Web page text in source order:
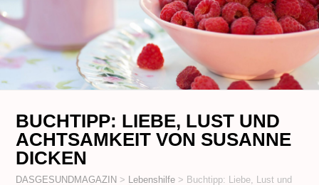
BUCHTIPP: LIEBE, LUST UND
ACHTSAMKEIT VON SUSANNE
DICKEN
DASGESUNDMAGAZIN > Lebenshilfe > Buchtipp: Liebe, Lust und